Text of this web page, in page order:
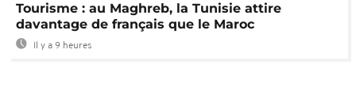
Tourisme : au Maghreb, la Tunisie attire
davantage de français que le Maroc
Il y a 9 heures